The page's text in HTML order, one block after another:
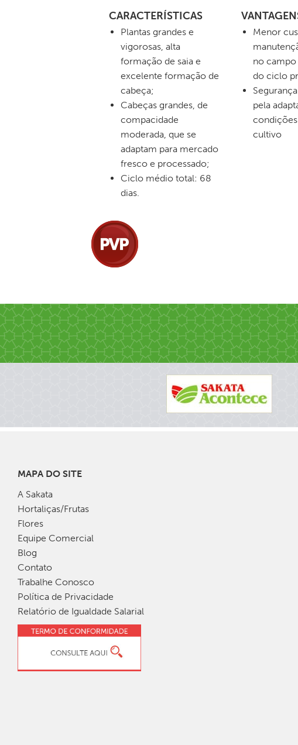
CARACTERÍSTICAS
Plantas grandes e
vigorosas, alta
formação de saia e
excelente formação de
cabeça;
Cabeças grandes, de
compacidade
moderada, que se
adaptam para mercado
fresco e processado;
Ciclo médio total: 68
dias.
Menor
no
do ciclo
pela
cultivo
MAPA DO SITE
A Sakata
Hortaliças/Frutas
Flores
Equipe Comercial
Blog
Contato
Trabalhe Conosco
Política de Privacidade
Relatório de Igualdade Salarial